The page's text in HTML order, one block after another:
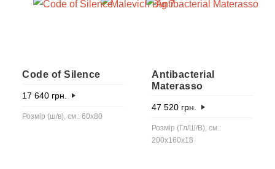
Code of Silence
17 640 грн.
Розмір (ш/в), см.: 60х80
Antibacterial
Materasso
47 520 грн.
Розмір (Гл/Ш/В), см.:
200x160x18